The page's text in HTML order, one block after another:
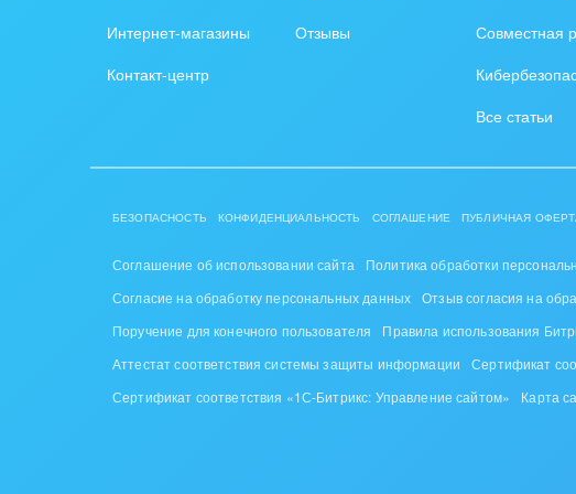
Интерьер,
IT, Интернет
Культурные
Мебель, лес,
Интернет-магазины
Контакт-центр
Отзывы
Совместная
Все статьи
БЕЗОПАСНОСТЬ КОНФИДЕНЦИАЛЬНОСТЬ СОГЛАШЕНИЕ ПУБЛИЧНАЯ
Соглашение об использовании сайта
Политика обработки
Согласие на обработку персональных данных Отзыв согласия на
Поручение для конечного пользователя
Правила использования
Аттестат соответствия системы защиты информации
Сертификат
Сертификат соответствия «1С-Битрикс: Управление сайтом»
Карта